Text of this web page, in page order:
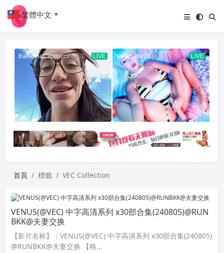
首頁 標籤 VEC Collection
VENUS(@VEC) 中字高清系列 x30部合集(240805)@RUN
BKK@夫妻交换
【影片名称】：VENUS(@VEC) 中字高清系列 x30部合集(240805)
@RUNBKK@夫妻交换 【格…
繁體中文 ▼